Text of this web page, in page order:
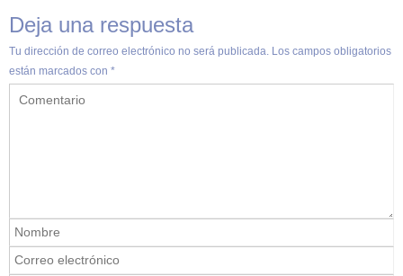
Deja una respuesta
Tu dirección de correo electrónico no será publicada. Los campos obligatorios
están marcados con *